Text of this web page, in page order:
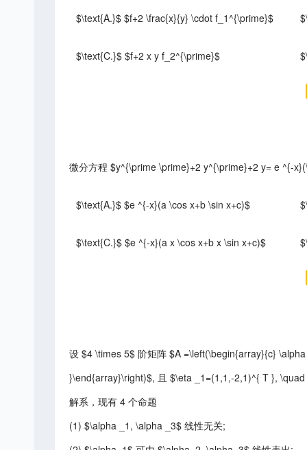
$\text{A.}$ $f+2 \frac{x}{y} \cdot f_1^{\prime}$
$\text{C.}$ $f+2 x y f_2^{\prime}$
微分方程 $y^{\prime \prime}+2 y^{\prime}+2 y= e ^{-
$\text{A.}$ $e ^{-x}(a \cos x+b \sin x+c)$
$\text{C.}$ $e ^{-x}(a x \cos x+b x \sin x+c)$
设 $4 \times 5$ 阶矩阵 $A =\left(\begin{array}{c}
}\end{array}\right)$, 且 $\eta _1=(1,1,-2,1)^{ T },
解系，现有 4 个命题
(1) $\alpha _1, \alpha _3$ 线性无关;